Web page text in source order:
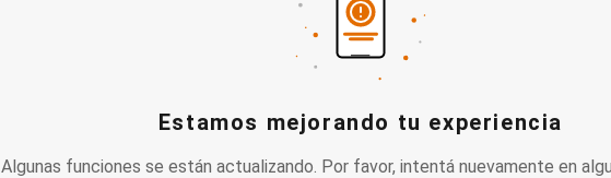
Estamos mejorando tu experiencia
Algunas funciones se están actualizando. Por favor, intentá nuevamente en